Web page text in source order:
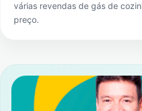
várias revendas de gás de
preço.